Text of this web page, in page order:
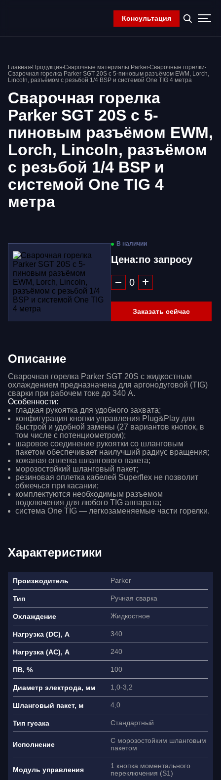
Консультация
Главная
Компания
Продукция
Контакты
Корзина
Главная Продукция Сварочные материалы ParkerСварочные горелки
Сварочная горелка Parker SGT 20S с 5-пиновым разъёмом EWM, Lorch,
Lincoln, разъёмом с резьбой 1/4 BSP и системой One TIG 4 метра
Сварочная горелка
Parker SGT 20S с 5-
пиновым разъёмом EWM,
Lorch, Lincoln, разъёмом
с резьбой 1/4 BSP и
системой One TIG 4
метра
В наличии
Цена:по запросу
Заказать сейчас
Описание
Сварочная горелка Parker SGT 20S с жидкостным
охлаждением предназначена для аргонодуговой (TIG)
сварки при рабочем токе до 340 А.
Особенности:
гладкая рукоятка для удобного захвата;
конфигурация кнопки управления Plug&Play для
быстрой и удобной замены (27 вариантов кнопок, в
том числе с потенциометром);
шаровое соединение рукоятки со шланговым
пакетом обеспечивает наилучший радиус вращения;
кожаная оплетка шлангового пакета;
морозостойкий шланговый пакет;
резиновая оплетка кабелей Superflex не позволит
обжечься при касании;
комплектуются необходимым разъемом
подключения для любого TIG аппарата;
система One TIG — легкозаменяемые части горелки.
Характеристики
Производитель Parker
Тип Ручная сварка
Охлаждение Жидкостное
Нагрузка (DC), A 340
Нагрузка (AC), A 240
ПВ, % 100
Диаметр электрода, мм 1,0-3,2
Шланговый пакет, м 4,0
Тип гусака Стандартный
Исполнение
С морозостойким шланговым
пакетом
Модуль управления
1 кнопка моментального
переключения (S1)